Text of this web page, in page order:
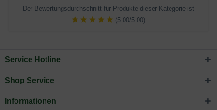
Der Bewertungsdurchschnitt für Produkte dieser Kategorie ist
(5.00/5.00)
Service Hotline
Shop Service
Informationen